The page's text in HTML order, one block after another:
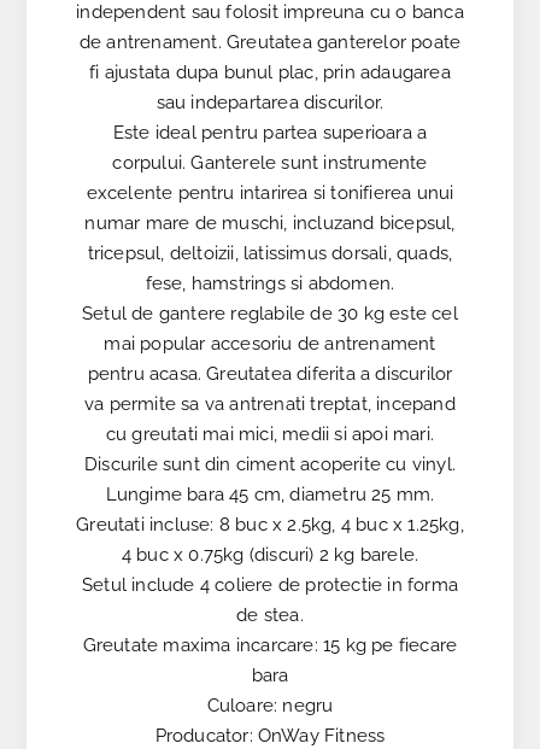
independent sau folosit impreuna cu o banca
de antrenament. Greutatea ganterelor poate
fi ajustata dupa bunul plac, prin adaugarea
sau indepartarea discurilor.
Este ideal pentru partea superioara a
corpului. Ganterele sunt instrumente
excelente pentru intarirea si tonifierea unui
numar mare de muschi, incluzand bicepsul,
tricepsul, deltoizii, latissimus dorsali, quads,
fese, hamstrings si abdomen.
Setul de gantere reglabile de 30 kg este cel
mai popular accesoriu de antrenament
pentru acasa. Greutatea diferita a discurilor
va permite sa va antrenati treptat, incepand
cu greutati mai mici, medii si apoi mari.
Discurile sunt din ciment acoperite cu vinyl.
Lungime bara 45 cm, diametru 25 mm.
Greutati incluse: 8 buc x 2.5kg, 4 buc x 1.25kg,
4 buc x 0.75kg (discuri) 2 kg barele.
Setul include 4 coliere de protectie in forma
de stea.
Greutate maxima incarcare: 15 kg pe fiecare
bara
Culoare: negru
Producator: OnWay Fitness